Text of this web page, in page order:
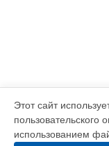
Этот сайт
пользовательского
использованием